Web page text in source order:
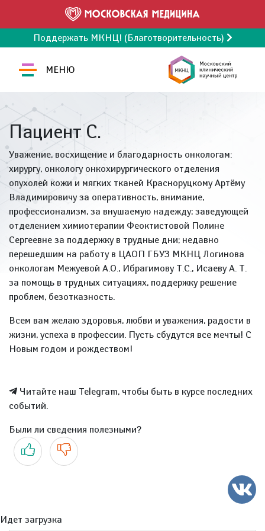
Поддержать МКНЦ! (Благотворительность)
МЕНЮ
Пациент С.
Уважение, восхищение и благодарность онкологам:
хирургу, онкологу онкохирургического отделения
опухолей кожи и мягких тканей Красноруцкому Артёму
Владимировичу за оперативность, внимание,
профессионализм, за внушаемую надежду; заведующей
отделением химиотерапии Феоктистовой Полине
Сергеевне за поддержку в трудные дни; недавно
перешедшим на работу в ЦАОП ГБУЗ МКНЦ Логинова
онкологам Межуевой А.О., Ибрагимову Т.С., Исаеву А. Т.
за помощь в трудных ситуациях, поддержку решение
проблем, безотказность.
Всем вам желаю здоровья, любви и уважения, радости в
жизни, успеха в профессии. Пусть сбудутся все мечты! С
Новым годом и рождеством!
Читайте наш Telegram, чтобы быть в курсе последних
событий.
Были ли сведения полезными?
Да Нет
Идет загрузка